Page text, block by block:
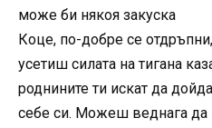
може би някоя закуска
Коце, по-добре се
усетиш силата на тигана
роднините ти искат да
себе си. Можеш веднага